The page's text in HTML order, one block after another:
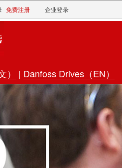
免费注册 企业登录
| Danfoss Drives（EN）